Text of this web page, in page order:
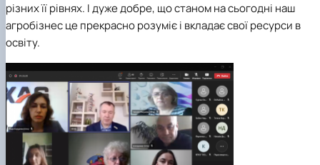
різних її рівнях. І дуже добре, що станом на сьогодні наш
агробізнес це прекрасно розуміє і вкладає свої ресурси в
освіту.